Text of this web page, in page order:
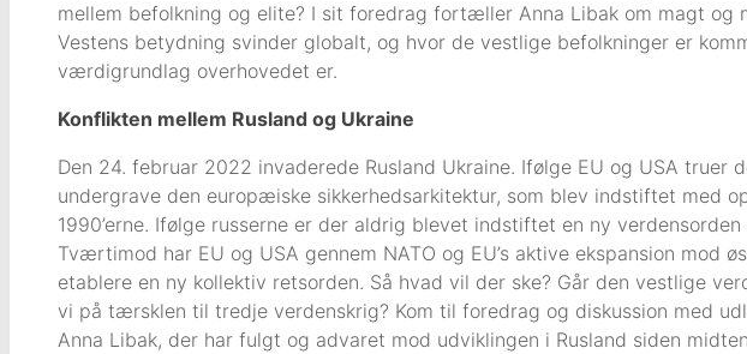
mellem befolkning og elite? I sit foredrag fortæller Anna Libak om magt og
Vestens betydning svinder globalt, og hvor de vestlige befolkninger er
værdigrundlag overhovedet er.
Konflikten mellem Rusland og Ukraine
Den 24. februar 2022 invaderede Rusland Ukraine. Ifølge EU og USA truer
undergrave den europæiske sikkerhedsarkitektur, som blev indstiftet med
1990’erne. Ifølge russerne er der aldrig blevet indstiftet en ny
Tværtimod har EU og USA gennem NATO og EU’s aktive ekspansion mod
etablere en ny kollektiv retsorden. Så hvad vil der ske? Går den vestlige
vi på tærsklen til tredje verdenskrig? Kom til foredrag og diskussion med
Anna Libak, der har fulgt og advaret mod udviklingen i Rusland siden